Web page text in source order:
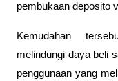
pembukaan deposito
Kemudahan
melindungi daya beli
penggunaan yang